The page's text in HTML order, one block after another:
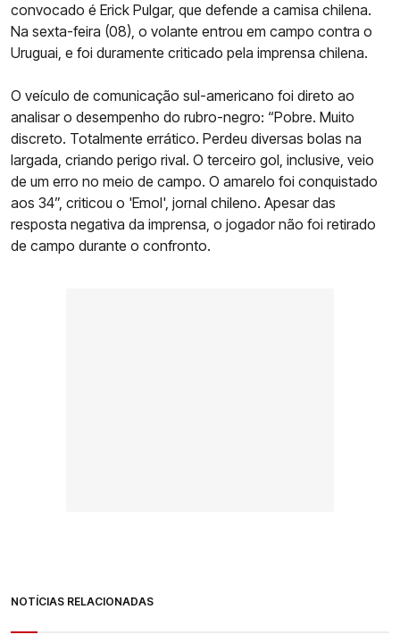
convocado é Erick Pulgar, que defende a camisa chilena.
Na sexta-feira (08), o volante entrou em campo contra o
Uruguai, e foi duramente criticado pela imprensa chilena.
O veículo de comunicação sul-americano foi direto ao
analisar o desempenho do rubro-negro: “Pobre. Muito
discreto. Totalmente errático. Perdeu diversas bolas na
largada, criando perigo rival. O terceiro gol, inclusive, veio
de um erro no meio de campo. O amarelo foi conquistado
aos 34”, criticou o 'Emol', jornal chileno. Apesar das
resposta negativa da imprensa, o jogador não foi retirado
de campo durante o confronto.
NOTÍCIAS RELACIONADAS